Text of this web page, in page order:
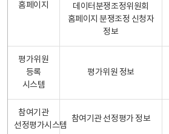
홈페이지
데이터분쟁조정위원회
홈페이지 분쟁조정 신청자
정보
평가위원
등록
시스템
평가위원 정보
참여기관
선정평가시스템
참여기관 선정평가 정보